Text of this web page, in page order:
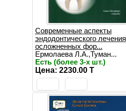
Современные аспекты
эндодонтического лечения
осложненных фор...
Ермолаева Л.А.,Туман...
Есть (более 3-х шт.)
Цена: 2230.00 T